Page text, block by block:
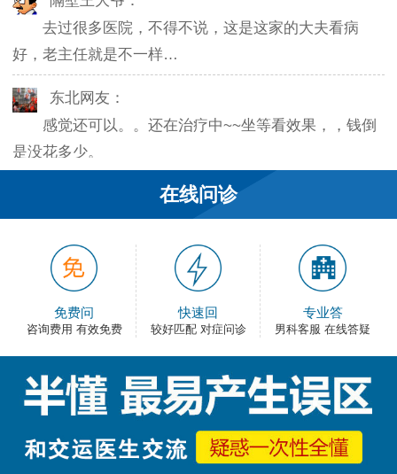
去过很多医院，不得不说，这是这家的大夫看病
好，老主任就是不一样…
东北网友：
感觉还可以。。还在治疗中~~坐等看效果，，钱倒
是没花多少。
和平网友：
护士都很不错，服务好热情，看病很舒心。
卡佛：
手术费用还能接受，早上去的，下午就正常上班
了，出血不多，还不错。
大叔：
在线问诊
免费问
咨询费用 有效免费
快速回
较好匹配 对症问诊
专业答
男科客服 在线答疑